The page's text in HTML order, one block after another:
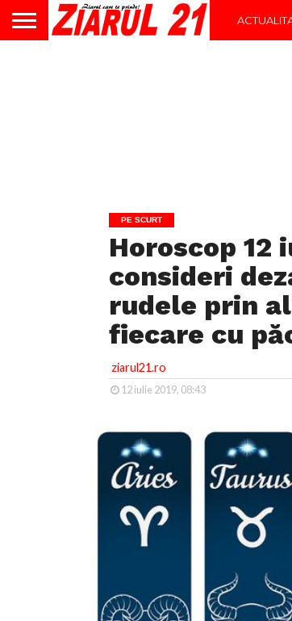
PE SCURT
Horoscop 12
consideri
rudele prin
fiecare cu
ziarul21.ro
12 iulie 2019, 08:43